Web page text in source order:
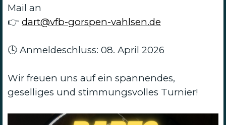
Mail an
👉 dart@vfb-gorspen-vahlsen.de
🕓 Anmeldeschluss: 08. April 2026
Wir freuen uns auf ein spannendes,
geselliges und stimmungsvolles Turnier!